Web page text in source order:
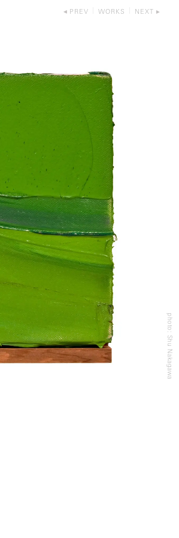
PREV WORKS NEXT
photo: Shu Nakagawa